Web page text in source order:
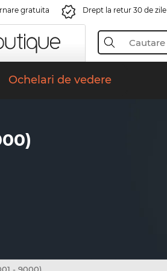
gratuita Drept la retur 30 de zile
Ochelari de vedere